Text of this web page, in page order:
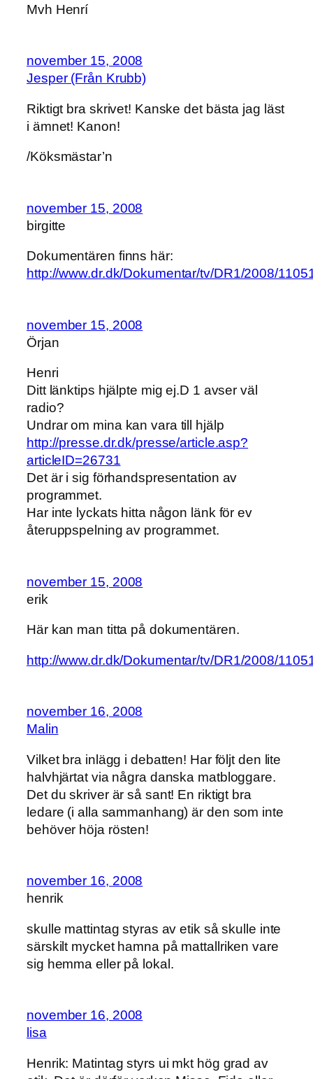
Mvh Henrí
november 15, 2008
Jesper (Från Krubb)
Riktigt bra skrivet! Kanske det bästa jag läst
i ämnet! Kanon!
/Köksmästar’n
november 15, 2008
birgitte
Dokumentären finns här:
http://www.dr.dk/Dokumentar/tv/DR1/2008/
november 15, 2008
Örjan
Henri
Ditt länktips hjälpte mig ej.D 1 avser väl
radio?
Undrar om mina kan vara till hjälp
http://presse.dr.dk/presse/article.asp?
articleID=26731
Det är i sig förhandspresentation av
programmet.
Har inte lyckats hitta någon länk för ev
återuppspelning av programmet.
november 15, 2008
erik
Här kan man titta på dokumentären.
http://www.dr.dk/Dokumentar/tv/DR1/2008/
november 16, 2008
Malin
Vilket bra inlägg i debatten! Har följt den lite
halvhjärtat via några danska matbloggare.
Det du skriver är så sant! En riktigt bra
ledare (i alla sammanhang) är den som inte
behöver höja rösten!
november 16, 2008
henrik
skulle mattintag styras av etik så skulle inte
särskilt mycket hamna på mattallriken vare
sig hemma eller på lokal.
november 16, 2008
lisa
Henrik: Matintag styrs ui mkt hög grad av